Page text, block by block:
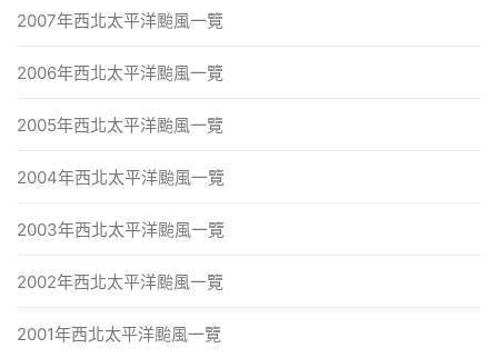
2007年西北太平洋颱風一覽
2006年西北太平洋颱風一覽
2005年西北太平洋颱風一覽
2004年西北太平洋颱風一覽
2003年西北太平洋颱風一覽
2002年西北太平洋颱風一覽
2001年西北太平洋颱風一覽